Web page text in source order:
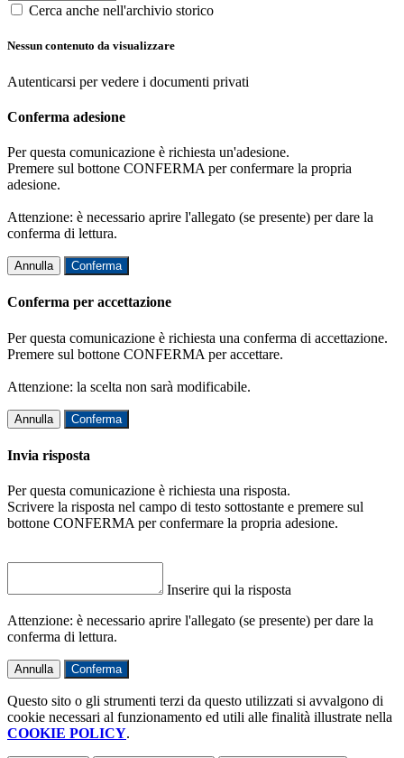
Cerca anche nell'archivio storico
Nessun contenuto da visualizzare
Autenticarsi per vedere i documenti privati
Conferma adesione
Per questa comunicazione è richiesta un'adesione.
Premere sul bottone CONFERMA per confermare la propria
adesione.
Attenzione: è necessario aprire l'allegato (se presente) per dare la
conferma di lettura.
Annulla Conferma
Conferma per accettazione
Per questa comunicazione è richiesta una conferma di accettazione.
Premere sul bottone CONFERMA per accettare.
Attenzione: la scelta non sarà modificabile.
Annulla Conferma
Invia risposta
Per questa comunicazione è richiesta una risposta.
Scrivere la risposta nel campo di testo sottostante e premere sul
bottone CONFERMA per confermare la propria adesione.
Inserire qui la risposta
Attenzione: è necessario aprire l'allegato (se presente) per dare la
conferma di lettura.
Annulla Conferma
Questo sito o gli strumenti terzi da questo utilizzati si avvalgono di
cookie necessari al funzionamento ed utili alle finalità illustrate nella
COOKIE POLICY.